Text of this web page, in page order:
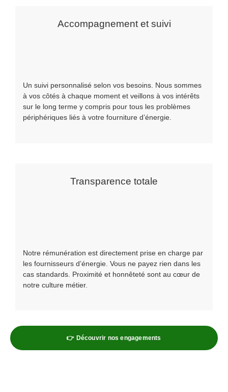
Accompagnement et suivi
Un suivi personnalisé selon vos besoins. Nous sommes
à vos côtés à chaque moment et veillons à vos intérêts
sur le long terme y compris pour tous les problèmes
périphériques liés à votre fourniture d’énergie.
Transparence totale
Notre rémunération est directement prise en charge par
les fournisseurs d’énergie. Vous ne payez rien dans les
cas standards. Proximité et honnêteté sont au cœur de
notre culture métier.
👉 Découvrir nos engagements